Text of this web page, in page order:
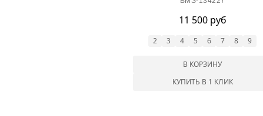
11 500 руб
2 3 4 5 6 7 8 9
В КОРЗИНУ
КУПИТЬ В 1 КЛИК